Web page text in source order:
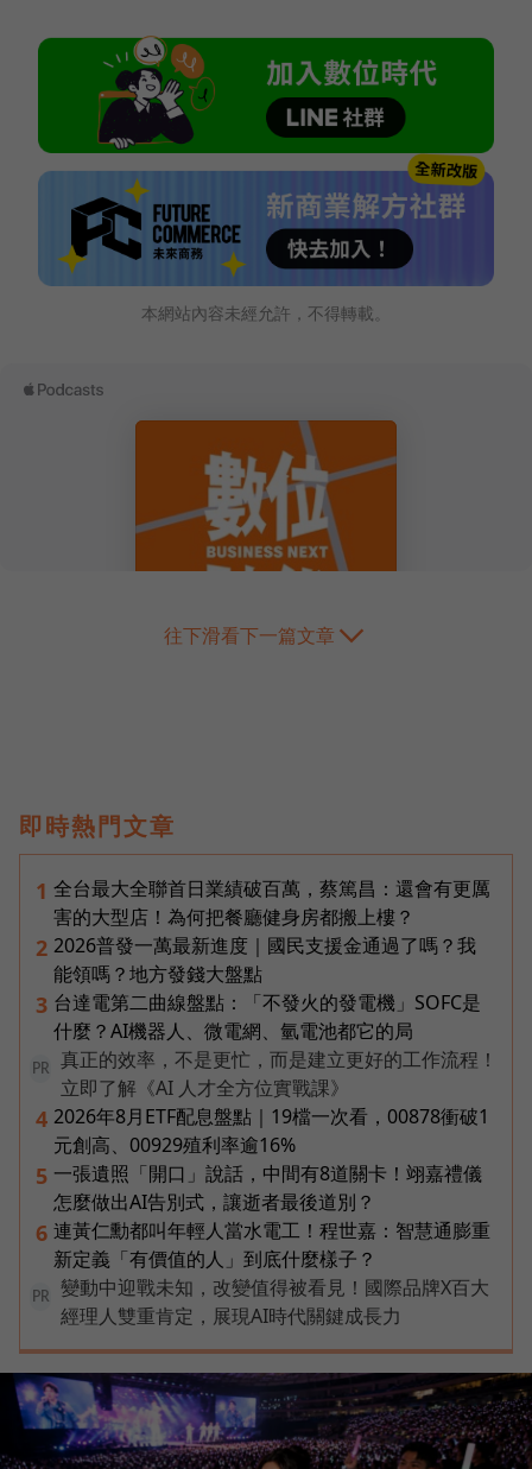
本網站內容未經允許，不得轉載。
往下滑看下一篇文章
即時熱門文章
1 全台最大全聯首日業績破百萬，蔡篤昌：還會有更厲
害的大型店！為何把餐廳健身房都搬上樓？
2 2026普發一萬最新進度｜國民支援金通過了嗎？我
能領嗎？地方發錢大盤點
3 台達電第二曲線盤點：「不發火的發電機」SOFC是
什麼？AI機器人、微電網、氫電池都它的局
PR
真正的效率，不是更忙，而是建立更好的工作流程！
立即了解《AI 人才全方位實戰課》
4 2026年8月ETF配息盤點｜19檔一次看，00878衝破1
元創高、00929殖利率逾16%
5 一張遺照「開口」說話，中間有8道關卡！翊嘉禮儀
怎麼做出AI告別式，讓逝者最後道別？
6 連黃仁勳都叫年輕人當水電工！程世嘉：智慧通膨重
新定義「有價值的人」到底什麼樣子？
PR
變動中迎戰未知，改變值得被看見！國際品牌X百大
經理人雙重肯定，展現AI時代關鍵成長力